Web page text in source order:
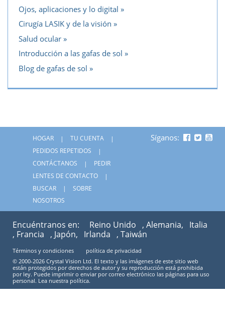
Ojos, aplicaciones y lo digital
Cirugía LASIK y de la visión
Salud ocular
Introducción a las gafas de sol
Blog de gafas de sol
HOGAR
TU CUENTA
PEDIDOS REPETIDOS
CONTÁCTANOS
PEDIR
LENTES DE CONTACTO
BUSCAR
SOBRE
NOSOTROS
Síganos:
Encuéntranos en: Reino Unido , Alemania,
Italia
, Francia
, Japón, Irlanda , Taiwán
Términos y condiciones
política de privacidad
© 2000-2026 Crystal Vision Ltd. El texto y las imágenes de este sitio web
están protegidos por derechos de autor y su reproducción está prohibida
por ley. Puede imprimir o enviar por correo electrónico las páginas para uso
personal. Lea nuestra política.